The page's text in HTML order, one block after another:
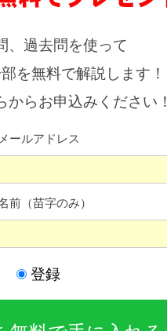
、過去問を使って
を無料で解説します！
からお申込みください！
ールアドレス
前（苗字のみ）
登録